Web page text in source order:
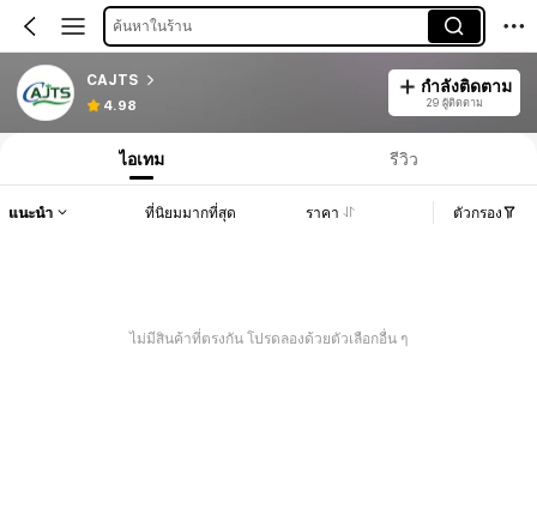
ค้นหาในร้าน
CAJTS
4.98
กำลังติดตาม
29 ผู้ติดตาม
ไอเทม รีวิว
แนะนำ ที่นิยมมากที่สุด ราคา ตัวกรอง
ไม่มีสินค้าที่ตรงกัน โปรดลองด้วยตัวเลือกอื่น ๆ